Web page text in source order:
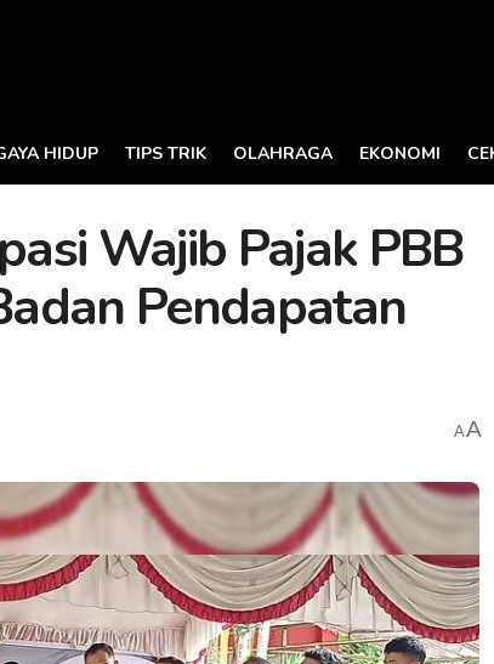
HIDUP TIPS TRIK OLAHRAGA EKONOMI
Wajib Pajak PBB
Pendapatan
AA